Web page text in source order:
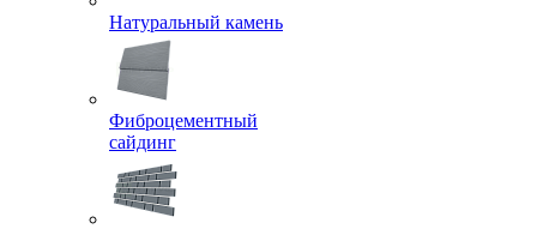
Натуральный камень
Фиброцементный
сайдинг